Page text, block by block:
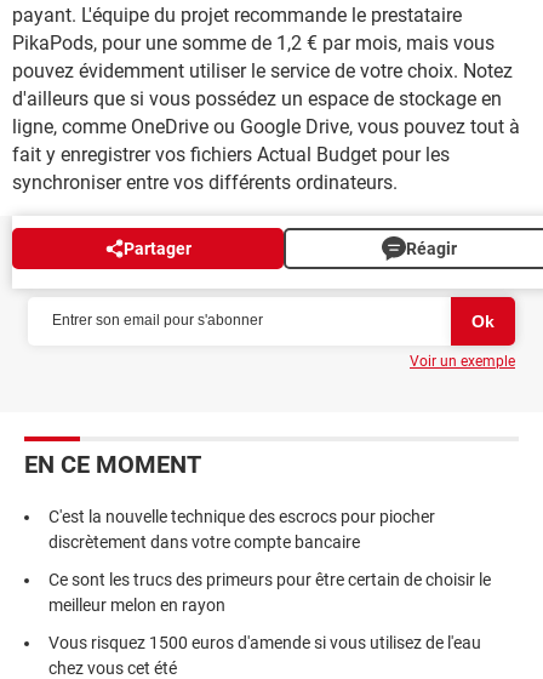
payant. L'équipe du projet recommande le prestataire
PikaPods, pour une somme de 1,2 € par mois, mais vous
pouvez évidemment utiliser le service de votre choix. Notez
d'ailleurs que si vous possédez un espace de stockage en
ligne, comme OneDrive ou Google Drive, vous pouvez tout à
fait y enregistrer vos fichiers Actual Budget pour les
synchroniser entre vos différents ordinateurs.
Partager Réagir
NEWSLETTER
Voir un exemple
EN CE MOMENT
C'est la nouvelle technique des escrocs pour piocher
discrètement dans votre compte bancaire
Ce sont les trucs des primeurs pour être certain de choisir le
meilleur melon en rayon
Vous risquez 1500 euros d'amende si vous utilisez de l'eau
chez vous cet été